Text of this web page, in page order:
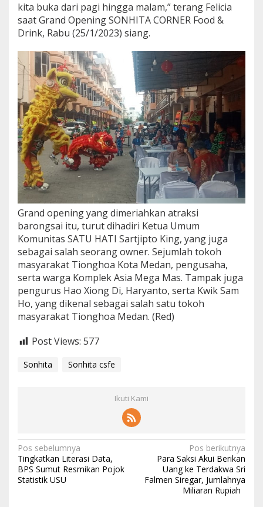
kita buka dari pagi hingga malam,” terang Felicia
saat Grand Opening SONHITA CORNER Food &
Drink, Rabu (25/1/2023) siang.
Grand opening yang dimeriahkan atraksi
barongsai itu, turut dihadiri Ketua Umum
Komunitas SATU HATI Sartjipto King, yang juga
sebagai salah seorang owner. Sejumlah tokoh
masyarakat Tionghoa Kota Medan, pengusaha,
serta warga Komplek Asia Mega Mas. Tampak juga
pengurus Hao Xiong Di, Haryanto, serta Kwik Sam
Ho, yang dikenal sebagai salah satu tokoh
masyarakat Tionghoa Medan. (Red)
Post Views: 577
Sonhita Sonhita csfe
Ikuti Kami
N
a
v
Pos sebelumnya
Tingkatkan Literasi Data,
BPS Sumut Resmikan Pojok
Statistik USU
Pos berikutnya
Para Saksi Akui Berikan
Uang ke Terdakwa Sri
Falmen Siregar, Jumlahnya
Miliaran Rupiah